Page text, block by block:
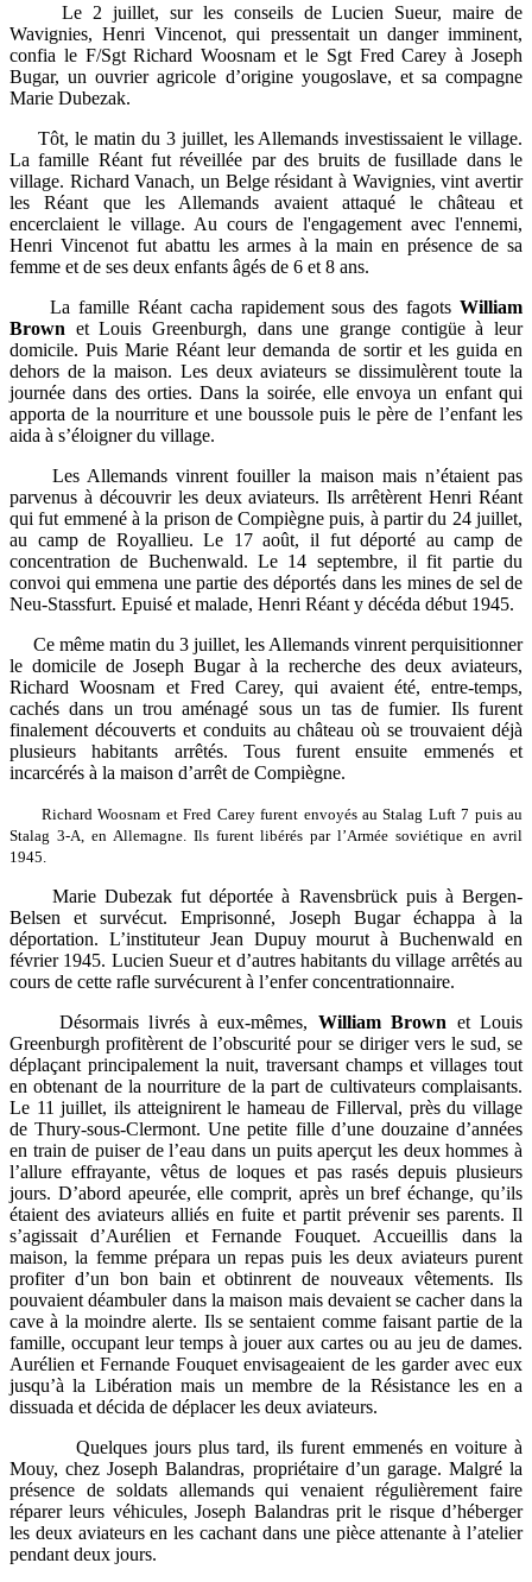
Le 2 juillet, sur les conseils de Lucien Sueur, maire de
Wavignies, Henri Vincenot, qui pressentait un danger imminent,
confia le F/Sgt Richard Woosnam et le Sgt Fred Carey à Joseph
Bugar, un ouvrier agricole d’origine yougoslave, et sa compagne
Marie Dubezak.
Tôt, le matin du 3 juillet, les Allemands investissaient le village.
La famille Réant fut réveillée par des bruits de fusillade dans le
village. Richard Vanach, un Belge résidant à Wavignies, vint avertir
les Réant que les Allemands avaient attaqué le château et
encerclaient le village. Au cours de l'engagement avec l'ennemi,
Henri Vincenot fut abattu les armes à la main en présence de sa
femme et de ses deux enfants âgés de 6 et 8 ans.
La famille Réant cacha rapidement sous des fagots William
Brown et Louis Greenburgh, dans une grange contigüe à leur
domicile. Puis Marie Réant leur demanda de sortir et les guida en
dehors de la maison. Les deux aviateurs se dissimulèrent toute la
journée dans des orties. Dans la soirée, elle envoya un enfant qui
apporta de la nourriture et une boussole puis le père de l’enfant les
aida à s’éloigner du village.
Les Allemands vinrent fouiller la maison mais n’étaient pas
parvenus à découvrir les deux aviateurs. Ils arrêtèrent Henri Réant
qui fut emmené à la prison de Compiègne puis, à partir du 24 juillet,
au camp de Royallieu. Le 17 août, il fut déporté au camp de
concentration de Buchenwald. Le 14 septembre, il fit partie du
convoi qui emmena une partie des déportés dans les mines de sel de
Neu-Stassfurt. Epuisé et malade, Henri Réant y décéda début 1945.
Ce même matin du 3 juillet, les Allemands vinrent perquisitionner
le domicile de Joseph Bugar à la recherche des deux aviateurs,
Richard Woosnam et Fred Carey, qui avaient été, entre-temps,
cachés dans un trou aménagé sous un tas de fumier. Ils furent
finalement découverts et conduits au château où se trouvaient déjà
plusieurs habitants arrêtés. Tous furent ensuite emmenés et
incarcérés à la maison d’arrêt de Compiègne.
Richard Woosnam et Fred Carey furent envoyés au Stalag Luft 7 puis au
Stalag 3-A, en Allemagne. Ils furent libérés par l’Armée soviétique en avril
1945.
Marie Dubezak fut déportée à Ravensbrück puis à Bergen-
Belsen et survécut. Emprisonné, Joseph Bugar échappa à la
déportation. L’instituteur Jean Dupuy mourut à Buchenwald en
février 1945. Lucien Sueur et d’autres habitants du village arrêtés au
cours de cette rafle survécurent à l’enfer concentrationnaire.
Désormais livrés à eux-mêmes, William Brown et Louis
Greenburgh profitèrent de l’obscurité pour se diriger vers le sud, se
déplaçant principalement la nuit, traversant champs et villages tout
en obtenant de la nourriture de la part de cultivateurs complaisants.
Le 11 juillet, ils atteignirent le hameau de Fillerval, près du village
de Thury-sous-Clermont. Une petite fille d’une douzaine d’années
en train de puiser de l’eau dans un puits aperçut les deux hommes à
l’allure effrayante, vêtus de loques et pas rasés depuis plusieurs
jours. D’abord apeurée, elle comprit, après un bref échange, qu’ils
étaient des aviateurs alliés en fuite et partit prévenir ses parents. Il
s’agissait d’Aurélien et Fernande Fouquet. Accueillis dans la
maison, la femme prépara un repas puis les deux aviateurs purent
profiter d’un bon bain et obtinrent de nouveaux vêtements. Ils
pouvaient déambuler dans la maison mais devaient se cacher dans la
cave à la moindre alerte. Ils se sentaient comme faisant partie de la
famille, occupant leur temps à jouer aux cartes ou au jeu de dames.
Aurélien et Fernande Fouquet envisageaient de les garder avec eux
jusqu’à la Libération mais un membre de la Résistance les en a
dissuada et décida de déplacer les deux aviateurs.
Quelques jours plus tard, ils furent emmenés en voiture à
Mouy, chez Joseph Balandras, propriétaire d’un garage. Malgré la
présence de soldats allemands qui venaient régulièrement faire
réparer leurs véhicules, Joseph Balandras prit le risque d’héberger
les deux aviateurs en les cachant dans une pièce attenante à l’atelier
pendant deux jours.